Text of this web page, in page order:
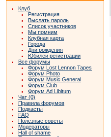
Клуб
Регистрация
Выслать пароль
Список участников
Мы помним
Клубная карта
Города
Дни рождения
Юбилеи регистрации
Все форумы
Форум Lost Lennon Tapes
Форум Photo
Форум Music General
Форум Club
Форум Ad Libitum
Чат (0)
Правила форумов
Подкасты
FAQ
Полезные советы
Модераторы
Hall of shame